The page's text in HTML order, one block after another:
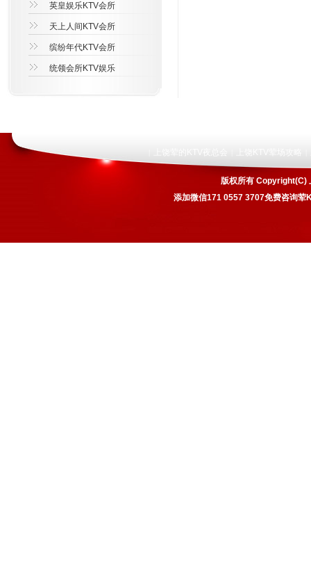
英皇娱乐KTV会所
天上人间KTV会所
缤纷年代KTV会所
统领会所KTV娱乐
版权所有 Copyright(C)
添加微信171 0557 3707免费咨询荤